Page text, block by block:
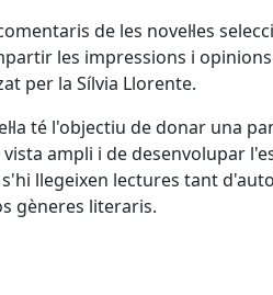
de les novel·les
les impressions i
per la Sílvia Llorente.
té l'objectiu de donar una
vista ampli i de desenvolupar
llegeixen lectures tant
gèneres literaris.